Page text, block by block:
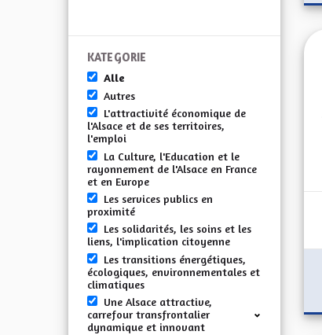
KATEGORIE
Alle
Autres
L'attractivité économique de
l'Alsace et de ses territoires,
l'emploi
La Culture, l'Education et le
rayonnement de l'Alsace en France
et en Europe
Les services publics en
proximité
Les solidarités, les soins et les
liens, l'implication citoyenne
Les transitions énergétiques,
écologiques, environnementales et
climatiques
Une Alsace attractive,
carrefour transfrontalier
dynamique et innovant